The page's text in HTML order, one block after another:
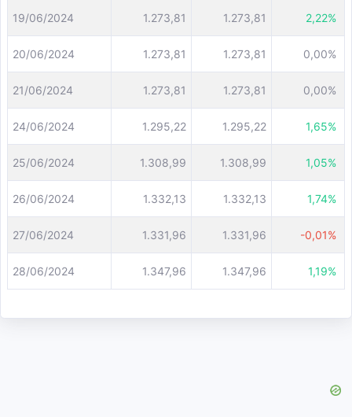
19/06/2024 1.273,81 1.273,81 2,22%
20/06/2024 1.273,81 1.273,81 0,00%
21/06/2024 1.273,81 1.273,81 0,00%
24/06/2024 1.295,22 1.295,22 1,65%
25/06/2024 1.308,99 1.308,99 1,05%
26/06/2024 1.332,13 1.332,13 1,74%
27/06/2024 1.331,96 1.331,96 -0,01%
28/06/2024 1.347,96 1.347,96 1,19%